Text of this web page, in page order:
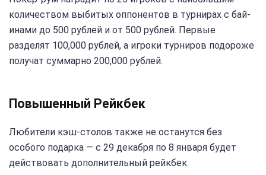
количеством выбитых оппонентов в турнирах с бай-
инами до 500 рублей и от 500 рублей. Первые
разделят 100,000 рублей, а игроки турниров подороже
получат суммарно 200,000 рублей.
Повышенный Рейкбек
Любители кэш-столов также не останутся без
особого подарка — с 29 декабря по 8 января будет
действовать дополнительный рейкбек.